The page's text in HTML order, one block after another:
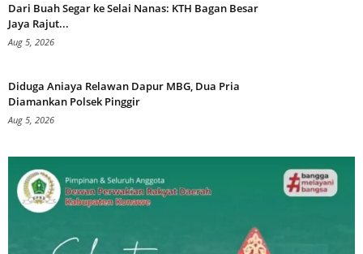
Dari Buah Segar ke Selai Nanas: KTH Bagan Besar
Jaya Rajut...
Aug 5, 2026
Diduga Aniaya Relawan Dapur MBG, Dua Pria
Diamankan Polsek Pinggir
Aug 5, 2026